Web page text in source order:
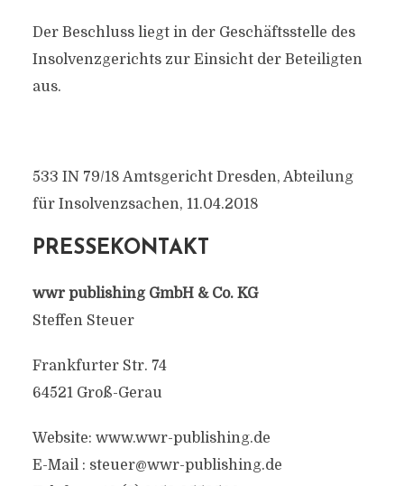
Der Beschluss liegt in der Geschäftsstelle des
Insolvenzgerichts zur Einsicht der Beteiligten
aus.
533 IN 79/18 Amtsgericht Dresden, Abteilung
für Insolvenzsachen, 11.04.2018
PRESSEKONTAKT
wwr publishing GmbH & Co. KG
Steffen Steuer
Frankfurter Str. 74
64521 Groß-Gerau
Website: www.wwr-publishing.de
E-Mail : steuer@wwr-publishing.de